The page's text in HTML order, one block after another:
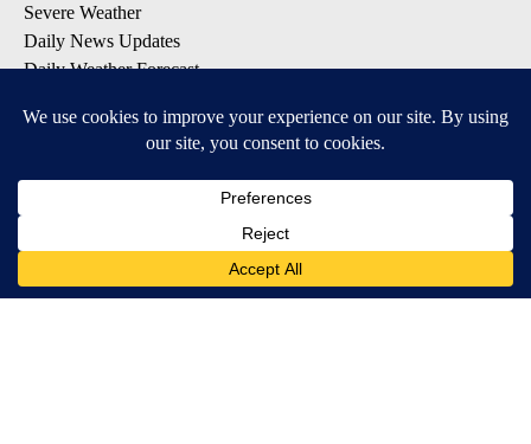
Severe Weather
Daily News Updates
Daily Weather Forecast
Contests & Promotions
DOWNLOAD OUR APPS
Available for iOS and Android